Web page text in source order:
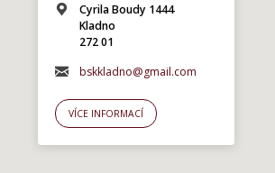
Cyrila Boudy 1444
Kladno
272 01
bskkladno@gmail.com
VÍCE INFORMACÍ